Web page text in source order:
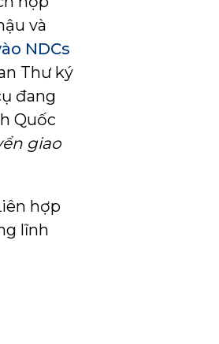
và
NDCs
Thư ký
đang
Quốc
giao
hợp
lĩnh